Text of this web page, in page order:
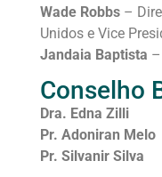
Wade Robbs–
Unidos e Vice
Jandaia Baptista
Conselho
Dra. Edna Zilli
Pr. Adoniran Melo
Pr. Silvanir Silva